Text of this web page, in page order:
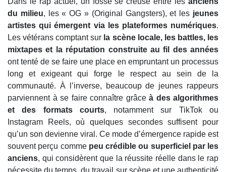
du milieu, les « OG » (Original Gangsters), et les jeunes
artistes qui émergent via les plateformes numériques.
Les vétérans comptant sur la scène locale, les battles, les
mixtapes et la réputation construite au fil des années
ont tenté de se faire une place en empruntant un processus
long et exigeant qui forge le respect au sein de la
communauté. À l’inverse, beaucoup de jeunes rappeurs
parviennent à se faire connaître grâce à des algorithmes
et des formats courts, notamment sur TikTok ou
Instagram Reels, où quelques secondes suffisent pour
qu’un son devienne viral. Ce mode d’émergence rapide est
souvent perçu comme peu crédible ou superficiel par les
anciens, qui considèrent que la réussite réelle dans le rap